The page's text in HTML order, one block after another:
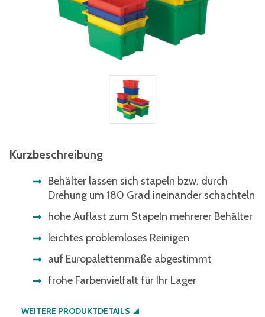
Kurzbeschreibung
Behälter lassen sich stapeln bzw. durch
Drehung um 180 Grad ineinander schachteln
hohe Auflast zum Stapeln mehrerer Behälter
leichtes problemloses Reinigen
auf Europalettenmaße abgestimmt
frohe Farbenvielfalt für Ihr Lager
WEITERE PRODUKTDETAILS